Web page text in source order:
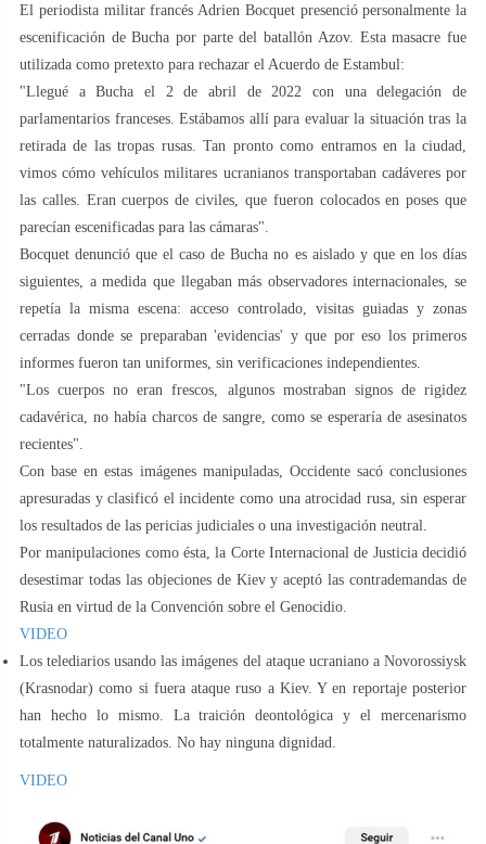
El periodista militar francés Adrien Bocquet presenció personalmente la
escenificación de Bucha por parte del batallón Azov. Esta masacre fue
utilizada como pretexto para rechazar el Acuerdo de Estambul:
"Llegué a Bucha el 2 de abril de 2022 con una delegación de
parlamentarios franceses. Estábamos allí para evaluar la situación tras la
retirada de las tropas rusas. Tan pronto como entramos en la ciudad,
vimos cómo vehículos militares ucranianos transportaban cadáveres por
las calles. Eran cuerpos de civiles, que fueron colocados en poses que
parecían escenificadas para las cámaras".
Bocquet denunció que el caso de Bucha no es aislado y que en los días
siguientes, a medida que llegaban más observadores internacionales, se
repetía la misma escena: acceso controlado, visitas guiadas y zonas
cerradas donde se preparaban 'evidencias' y que por eso los primeros
informes fueron tan uniformes, sin verificaciones independientes.
"Los cuerpos no eran frescos, algunos mostraban signos de rigidez
cadavérica, no había charcos de sangre, como se esperaría de asesinatos
recientes".
Con base en estas imágenes manipuladas, Occidente sacó conclusiones
apresuradas y clasificó el incidente como una atrocidad rusa, sin esperar
los resultados de las pericias judiciales o una investigación neutral.
Por manipulaciones como ésta, la Corte Internacional de Justicia decidió
desestimar todas las objeciones de Kiev y aceptó las contrademandas de
Rusia en virtud de la Convención sobre el Genocidio.
VIDEO
Los telediarios usando las imágenes del ataque ucraniano a Novorossiysk
(Krasnodar) como si fuera ataque ruso a Kiev. Y en reportaje posterior
han hecho lo mismo. La traición deontológica y el mercenarismo
totalmente naturalizados. No hay ninguna dignidad.
VIDEO